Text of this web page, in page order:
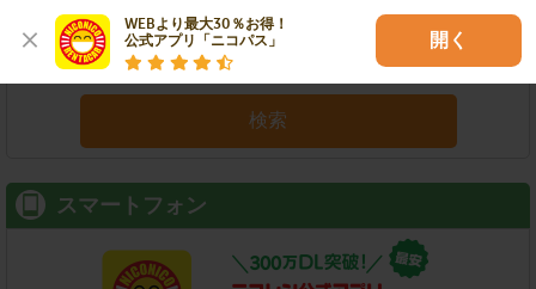
WEBより最大30％お得！
公式アプリ「ニコパス」
開く
検索
スマートフォン